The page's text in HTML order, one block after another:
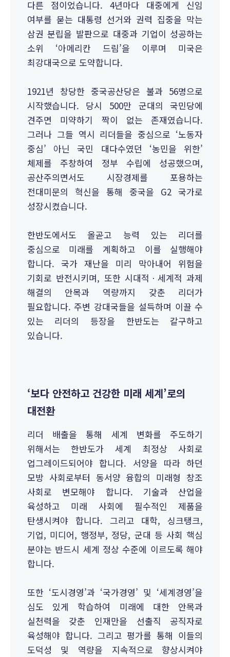
다른 점이었습니다. 4년마다 대중에게 신임
여부를 묻는 대통령 선거와 권력 집중을 막는
삼권 분립을 발판으로 대중과 기업이 성공하는
소위 ‘아메리칸 드림’을 이루며 미국은
최강대국으로 도약합니다.
1921년 창당한 중국공산당은 불과 56명으로
시작했습니다. 당시 500만 군대의 국민당에
견주면 미약하기 짝이 없는 존재였습니다.
그러나 그들 역시 리더들을 중심으로 ‘노동자
중심’ 아닌 국민 대다수였던 ‘농민을 위한’
체제를 주창하여 정부 수립에 성공했으며,
공산주의면서도 시장경제를 포용하는
전대미문의 혁신을 통해 중국을 G2 국가로
성장시켰습니다.
한반도에서도 올곧고 능력 있는 리더를
중심으로 미래를 계획하고 이를 실행해야
합니다. 국가 재난을 미리 막아내어 위험을
기회로 반전시키며, 또한 시대적ㆍ세계적 과제
해결의 안목과 역량까지 갖춘 리더가
필요합니다. 주변 강대국들을 설득하며 이끌 수
있는 리더의 등장을 한반도는 갈구하고
있습니다.
‘보다 안전하고 건강한 미래 세계’로의
대전환
리더 배출을 통해 세계 변화를 주도하기
위해서는 한반도가 세계 최정상 사회로
업그레이드되어야 합니다. 서양을 따라 하던
모방 사회로부터 동서양 융합의 미래형 창조
사회로 변모해야 합니다. 기술과 산업을
육성하고 미래 사회에 필수적인 제품을
탄생시켜야 합니다. 그리고 대학, 싱크탱크,
기업, 미디어, 행정부, 정당, 군대 등 사회 핵심
분야는 반드시 세계 정상 수준에 이르도록 해야
합니다.
또한 ‘도시경영’과 ‘국가경영’ 및 ‘세계경영’을
심도 있게 학습하여 미래에 대한 안목과
실천력을 갖춘 인재만을 선출직 공직자로
육성해야 합니다. 그리고 평가를 통해 이들의
도덕성 및 역량을 지속적으로 향상시켜야